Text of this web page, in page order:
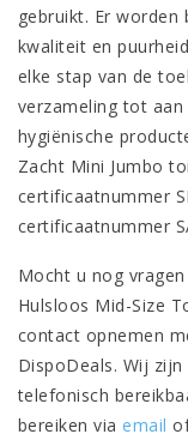
gebruikt. Er worden
kwaliteit en
elke stap van de
verzameling tot
hygiënische
Zacht Mini Jumbo
certificaatnummer
certificaatnummer
Mocht u nog
Hulsloos Mid-Size
contact opnemen
DispoDeals. Wij
telefonisch
bereiken via email